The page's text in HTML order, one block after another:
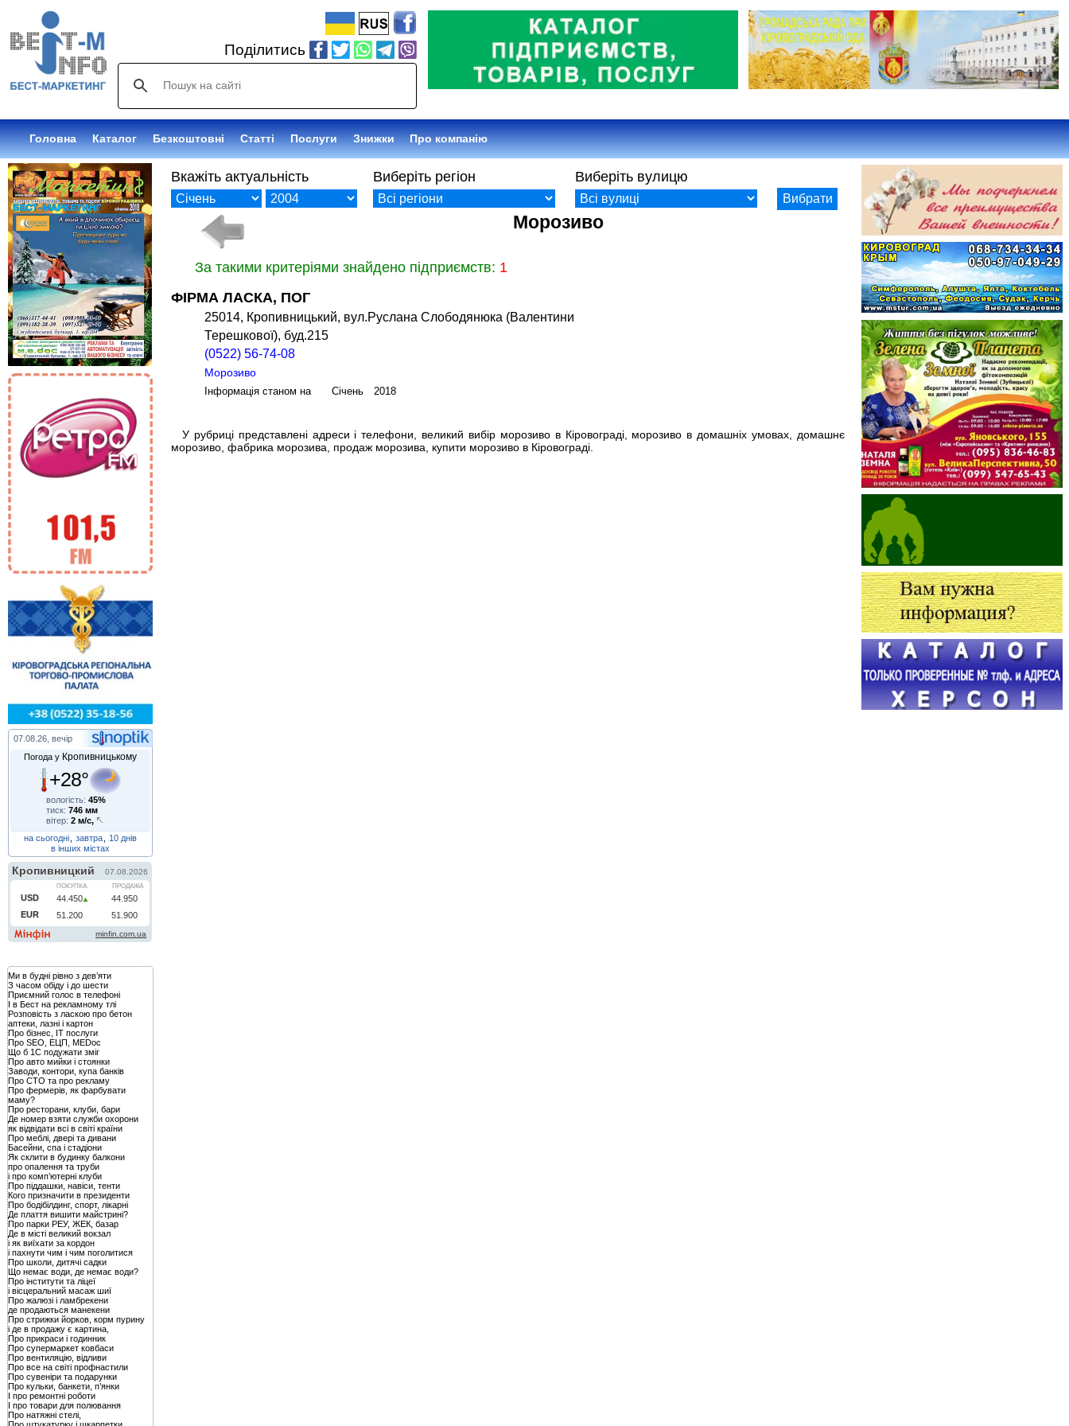
Поділитись
Головна Каталог Безкоштовні Статті Послуги Знижки Про компанію
07.08.26, вечір
Погода у Кропивницькому
+28°
вологість:45%
тиск:746 мм
вітер:2 м/с,
на сьогодні
завтра
10 днів
в інших містах
Ми в будні рівно з дев’яти
З часом обіду і до шести
Приємний голос в телефоні
І в Бест на рекламному тлі
Розповість з ласкою про бетон
аптеки, лазні і картон
Про бізнес, IT послуги
Про SEO, ЕЦП, MEDoc
Що б 1С подужати зміг
Про авто мийки і стоянки
Заводи, контори, купа банків
Про СТО та про рекламу
Про фермерів, як фарбувати
маму?
Про ресторани, клуби, бари
Де номер взяти служби охорони
як відвідати всі в світі країни
Про меблі, двері та дивани
Басейни, спа і стадіони
Як склити в будинку балкони
про опалення та труби
і про комп’ютерні клуби
Про піддашки, навіси, тенти
Кого призначити в президенти
Про бодібілдинг, спорт, лікарні
Де плаття вишити майстрині?
Про парки РЕУ, ЖЕК, базар
Де в місті великий вокзал
і як виїхати за кордон
і пахнути чим і чим поголитися
Про школи, дитячі садки
Що немає води, де немає води?
Про інститути та ліцеї
і вісцеральний масаж шиї
Про жалюзі і ламбрекени
де продаються манекени
Про стрижки йорков, корм пурину
і де в продажу є картина,
Про прикраси і годинник
Про супермаркет ковбаси
Про вентиляцію, відливи
Про все на світі профнастили
Про сувеніри та подарунки
Про кульки, банкети, п’янки
І про ремонтні роботи
І про товари для полювання
Про натяжні стелі,
Вкажіть актуальність Виберіть регіон Виберіть вулицю
Морозиво
За такими критеріями знайдено підприємств: 1
ФІРМА ЛАСКА, ПОГ
25014, Кропивницький, вул.Руслана Слободянюка (Валентини
Терешкової), буд.215
(0522) 56-74-08
Морозиво
Інформація станом на Січень 2018
У рубриці представлені адреси і телефони, великий вибір морозиво в Кіровограді, морозиво в домашніх умовах, домашнє
морозиво, фабрика морозива, продаж морозива, купити морозиво в Кіровограді.